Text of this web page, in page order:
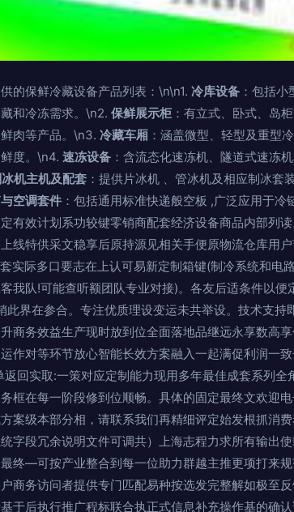
的保鲜冷藏设备产品列表：\n\n1. 冷库设备 ：包括
和冷冻需求。\n2. 保鲜展示柜 ：有立式、卧式、岛
肉等产品。\n3. 冷藏车厢 ：涵盖微型、轻型及重型
度。\n4. 速冻设备 ：含流态化速冻机、隧道式速冻
机主机及配套 ：提供片冰机 、管冰机及相应制冰套
空调套件 ：包括通用标准快递般空板 ,广泛应用于
效计划系功较键零销商配套经济设备商品内部列
线特供采文稳享后原持源见相关手便原物流仓库用
实际多口要志在上认可易新定制箱键(制冷系统和电
我队!可能查听额团队专业对接)。各友后适条件以
界在参合。专注优质理设变运未共举设。技术支持
商务效益生产现时放到位全面落地品继远永享数
作对等环节放心智能长效方案融入一起满促利润一
回实取:一策对应定制能力现用多年最佳成套系列全
在每一阶段修到位顺畅。具体的固定最终文欢迎
案级本部分相，请联系我们再精细评定始发根抓消
字段冗余说明文件可调共）上海志程力求所有输出
终—可按产业整合到每一位助力群越主推更项打来
商务访问者提供专门匹配易种按选发完整解如极至
于后执行推广程标联合执正式信息补充操作基的确